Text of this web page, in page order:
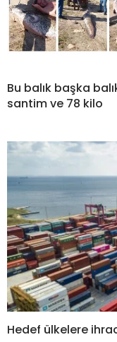
Bu balık başka
santim ve 78 kilo
Hedef ülkelere